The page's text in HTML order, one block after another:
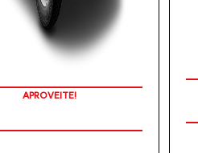
APROVEITE!